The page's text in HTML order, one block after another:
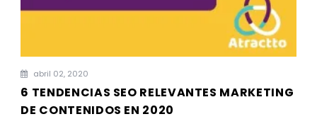
abril 02, 2020
6 TENDENCIAS SEO RELEVANTES MARKETING
DE CONTENIDOS EN 2020